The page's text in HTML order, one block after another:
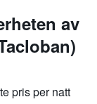
av
pris per natt